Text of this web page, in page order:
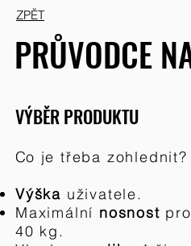
ZPĚT
PRŮVODCE
VÝBĚR PRODUKTU
Co je třeba zohlednit?
Výška uživatele.
Maximální nosnost
40 kg.